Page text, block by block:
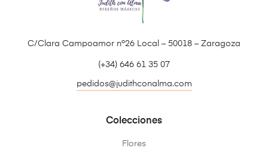
C/Clara Campoamor nº26 Local – 50018 – Zaragoza
(+34) 646 61 35 07
pedidos@judithconalma.com
Colecciones
Flores